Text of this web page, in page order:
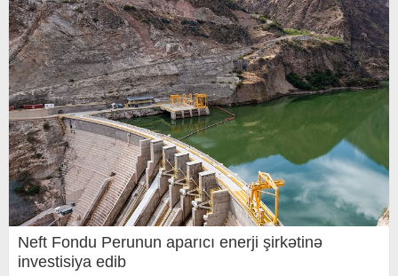
Neft Fondu Perunun aparıcı enerji şirkətinə
investisiya edib